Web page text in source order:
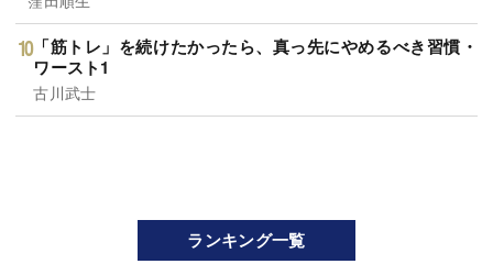
「筋トレ」を続けたかったら、真っ先にやめるべき習慣・
ワースト1
古川武士
ランキング一覧